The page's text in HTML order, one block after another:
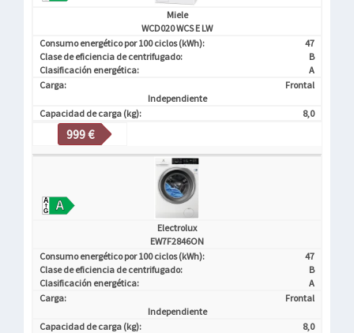
Miele
WCD020 WCS E LW
Consumo energético por 100 ciclos (kWh):
47
Clase de eficiencia de centrifugado:
B
Clasificación energética:
A
Carga:
Frontal
Independiente
Capacidad de carga (kg):
8,0
999 €
Electrolux
EW7F2846ON
Consumo energético por 100 ciclos (kWh):
47
Clase de eficiencia de centrifugado:
B
Clasificación energética:
A
Carga:
Frontal
Independiente
Capacidad de carga (kg):
8,0